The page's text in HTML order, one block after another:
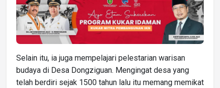
Selain itu, ia juga mempelajari pelestarian warisan
budaya di Desa Dongziguan. Mengingat desa yang
telah berdiri sejak 1500 tahun lalu itu memang memikat